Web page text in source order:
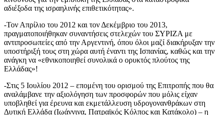
αδιέξοδα της ισραηλινής επιθετικότητας».
-Τον Απρίλιο του 2012 και τον Δεκέμβριο του 2013,
πραγματοποιήθηκαν συναντήσεις στελεχών του ΣΥΡΙΖΑ με
αντιπροσωπείες από την Αργεντινή, όπου όλοι μαζί διακήρυξαν την
υποστήριξή τους στη χώρα αυτή έναντι της Ισπανίας, καθώς και την
ανάγκη να «εθνικοποιηθεί συνολικά ο ορυκτός πλούτος της
Ελλάδας»!
-Στις 5 Ιουλίου 2012 – επομένη του ορισμού της Επιτροπής που θα
αναλάμβανε την αξιολόγηση των προσφορών που μόλις είχαν
υποβληθεί για έρευνα και εκμετάλλευση υδρογονανθράκων στη
Δυτική Ελλάδα (Ιωάννινα, Πατραϊκός Κόλπος και Κατάκολο) – η